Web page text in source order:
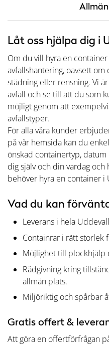
Låt oss hjälpa dig i
Om du vill hyra en
avfallshantering, oavsett
städning eller rensning. Vi
avfall och se till att du som
möjligt genom att
avfallstyper.
För alla våra kunder
på vår hemsida kan du
önskad containertyp,
dig själv och din vardag
behöver hyra en container i
Vad du kan
Leverans i hela
Containrar i rätt storlek
Möjlighet till plockhjälp
Rådgivning kring
allmän plats.
Miljöriktig och spårbar
Gratis offert &
Att göra en offertförfrågan